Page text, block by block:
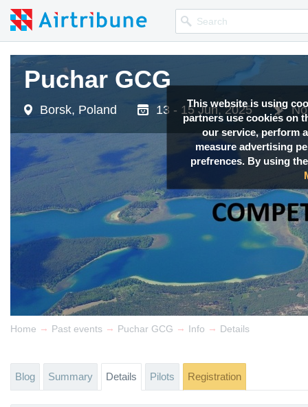
This website is using
partners use cookies on
our service, perform
measure advertising
prefrences. By using
Puchar GCG
Borsk, Poland 13 - 15 Jun, 2025
Home → Past events → Puchar GCG → Info → Details
Blog Summary Details Pilots Registration